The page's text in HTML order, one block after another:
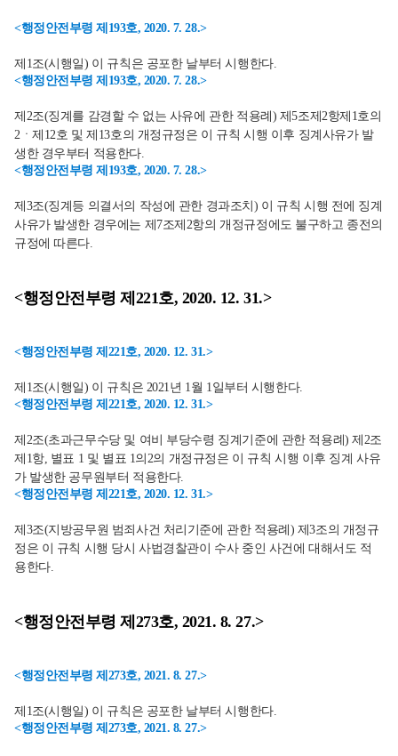
<행정안전부령 제193호, 2020. 7. 28.>
제1조(시행일) 이 규칙은 공포한 날부터 시행한다.
<행정안전부령 제193호, 2020. 7. 28.>
제2조(징계를 감경할 수 없는 사유에 관한 적용례) 제5조제2항제1호의
2ㆍ제12호 및 제13호의 개정규정은 이 규칙 시행 이후 징계사유가 발
생한 경우부터 적용한다.
<행정안전부령 제193호, 2020. 7. 28.>
제3조(징계등 의결서의 작성에 관한 경과조치) 이 규칙 시행 전에 징계
사유가 발생한 경우에는 제7조제2항의 개정규정에도 불구하고 종전의
규정에 따른다.
<행정안전부령 제221호, 2020. 12. 31.>
<행정안전부령 제221호, 2020. 12. 31.>
제1조(시행일) 이 규칙은 2021년 1월 1일부터 시행한다.
<행정안전부령 제221호, 2020. 12. 31.>
제2조(초과근무수당 및 여비 부당수령 징계기준에 관한 적용례) 제2조
제1항, 별표 1 및 별표 1의2의 개정규정은 이 규칙 시행 이후 징계 사유
가 발생한 공무원부터 적용한다.
<행정안전부령 제221호, 2020. 12. 31.>
제3조(지방공무원 범죄사건 처리기준에 관한 적용례) 제3조의 개정규
정은 이 규칙 시행 당시 사법경찰관이 수사 중인 사건에 대해서도 적
용한다.
<행정안전부령 제273호, 2021. 8. 27.>
<행정안전부령 제273호, 2021. 8. 27.>
제1조(시행일) 이 규칙은 공포한 날부터 시행한다.
<행정안전부령 제273호, 2021. 8. 27.>